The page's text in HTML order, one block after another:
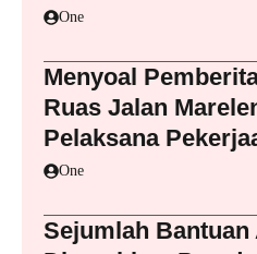
One
Menyoal
Ruas Jalan
Pelaksana
One
Sejumlah Bantuan